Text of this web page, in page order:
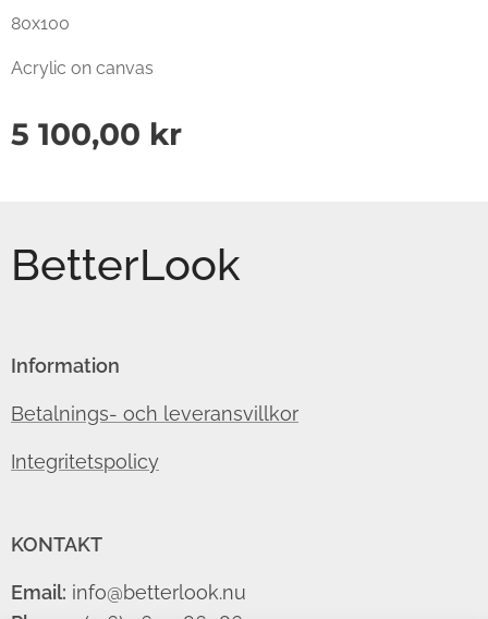
80x100
Acrylic on canvas
5 100,00 kr
BetterLook
Information
Betalnings- och leveransvillkor
Integritetspolicy
KONTAKT
Email: info@betterlook.nu